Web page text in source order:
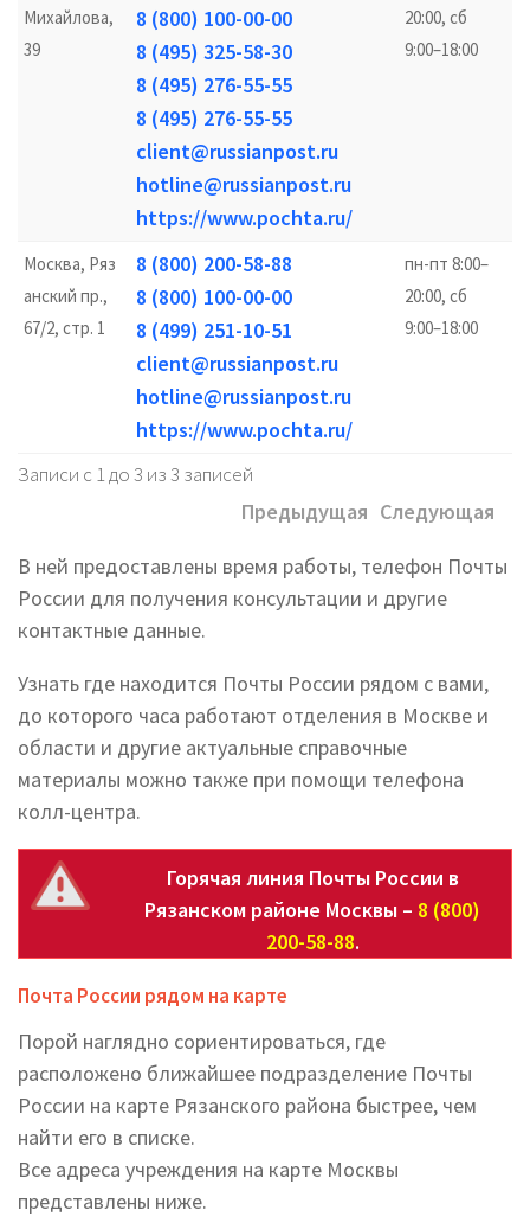
Михайлова,
39
8 (800) 100-00-00
8 (495) 325-58-30
8 (495) 276-55-55
8 (495) 276-55-55
client@russianpost.ru
hotline@russianpost.ru
https://www.pochta.ru/
20:00, сб
9:00–18:00
Москва, Ряз
анский пр.,
67/2, стр. 1
8 (800) 200-58-88
8 (800) 100-00-00
8 (499) 251-10-51
client@russianpost.ru
hotline@russianpost.ru
https://www.pochta.ru/
пн-пт 8:00–
20:00, сб
9:00–18:00
Записи с 1 до 3 из 3 записей
Предыдущая Следующая
В ней предоставлены время работы, телефон Почты
России для получения консультации и другие
контактные данные.
Узнать где находится Почты России рядом с вами,
до которого часа работают отделения в Москве и
области и другие актуальные справочные
материалы можно также при помощи телефона
колл-центра.
Горячая линия Почты России в
Рязанском районе Москвы – 8 (800)
200-58-88.
Почта России рядом на карте
Порой наглядно сориентироваться, где
расположено ближайшее подразделение Почты
России на карте Рязанского района быстрее, чем
найти его в списке.
Все адреса учреждения на карте Москвы
представлены ниже.